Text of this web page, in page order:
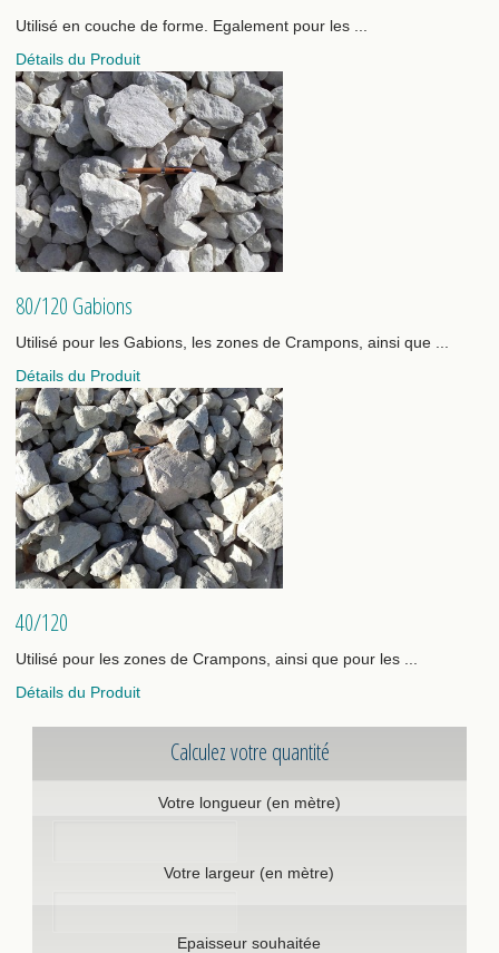
Utilisé en couche de forme. Egalement pour les ...
Détails du Produit
80/120 Gabions
Utilisé pour les Gabions, les zones de Crampons, ainsi que ...
Détails du Produit
40/120
Utilisé pour les zones de Crampons, ainsi que pour les ...
Détails du Produit
Calculez votre quantité
Votre longueur (en mètre)
Votre largeur (en mètre)
Epaisseur souhaitée